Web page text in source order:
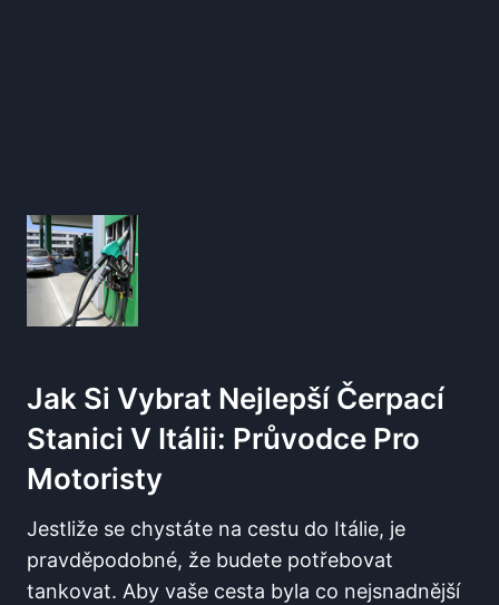
Jak Si Vybrat Nejlepší Čerpací
Stanici V Itálii: Průvodce Pro
Motoristy
Jestliže se chystáte na cestu do ⁤Itálie, je
pravděpodobné, že budete⁤ potřebovat
tankovat. Aby vaše cesta byla co nejsnadnější